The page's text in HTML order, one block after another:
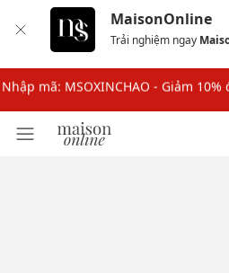
MaisonOnline
Trải nghiệm ngay
Nhập mã MSOPAY100: giảm ngay
Nhập mã MSOPAY100: giảm ngay
Nhập mã: MSOXINCHAO - Giảm